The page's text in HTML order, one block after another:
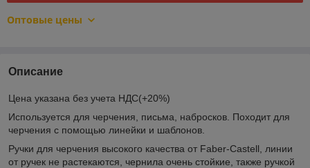
Оптовые цены
Описание
Цена указана без учета НДС(+20%)
Используется для черчения, письма, набросков. Походит для
черчения с помощью линейки и шаблонов.
Ручки для черчения высокого качества от Faber-Castell, линии
от ручек не растекаются, чернила очень стойкие, также ручкой